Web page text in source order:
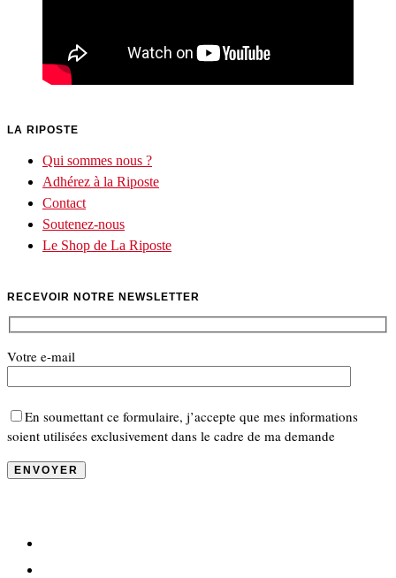
LA RIPOSTE
Qui sommes nous ?
Adhérez à la Riposte
Contact
Soutenez-nous
Le Shop de La Riposte
RECEVOIR NOTRE NEWSLETTER
Votre e-mail
En soumettant ce formulaire, j’accepte que mes informations
soient utilisées exclusivement dans le cadre de ma demande